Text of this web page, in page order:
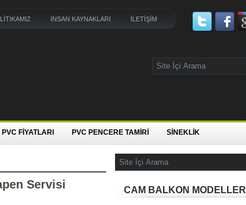
İNSAN KAYNAKLARI İLETİŞİM
PVC FİYATLARI PVC PENCERE TAMİRİ SİNEKLİK
Servisi
CAM BALKON MODELLERİ